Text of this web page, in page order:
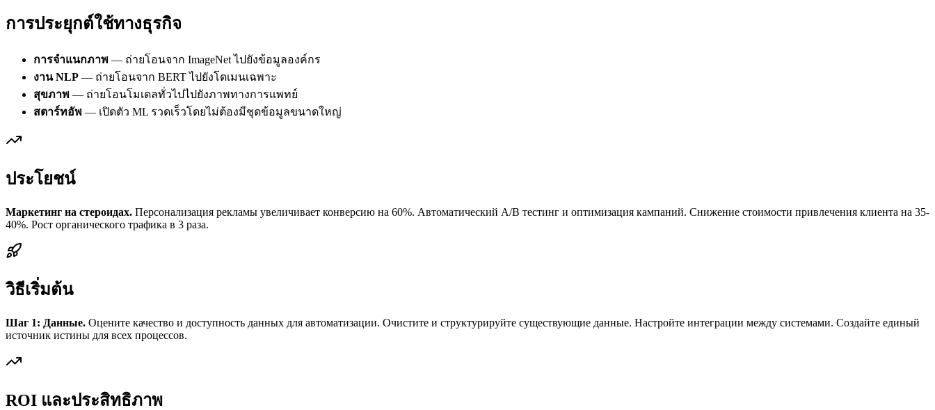
การประยุกต์ใช้ทางธุรกิจ
การจำแนกภาพ — ถ่ายโอนจาก ImageNet ไปยังข้อมูลองค์กร
งาน NLP — ถ่ายโอนจาก BERT ไปยังโดเมนเฉพาะ
สุขภาพ — ถ่ายโอนโมเดลทั่วไปไปยังภาพทางการแพทย์
สตาร์ทอัพ — เปิดตัว ML รวดเร็วโดยไม่ต้องมีชุดข้อมูลขนาดใหญ่
ประโยชน์
Маркетинг на стероидах. Персонализация рекламы увеличивает конверсию на 60%. Автоматический A/B тестинг и оптимизация кампаний. Снижение стоимости привлечения клиента на 35-
40%. Рост органического трафика в 3 раза.
วิธีเริ่มต้น
Шаг 1: Данные. Оцените качество и доступность данных для автоматизации. Очистите и структурируйте существующие данные. Настройте интеграции между системами. Создайте единый
источник истины для всех процессов.
ROI และประสิทธิภาพ